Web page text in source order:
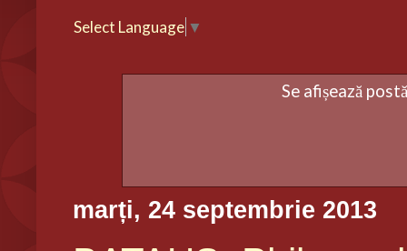
Select Language ▼
Se afișează
marți, 24 septembrie 2013